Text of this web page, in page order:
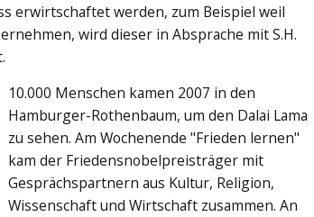
erwirtschaftet werden, zum Beispiel weil
wird dieser in Absprache mit S.H.
10.000 Menschen kamen 2007 in den
Hamburger-Rothenbaum, um den Dalai Lama
zu sehen. Am Wochenende "Frieden lernen"
kam der Friedensnobelpreisträger mit
Gesprächspartnern aus Kultur, Religion,
Wissenschaft und Wirtschaft zusammen. An